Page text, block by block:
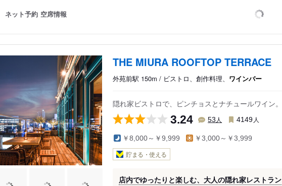
ネット予約 空席情報
THE MIURA ROOFTOP TERRACE
外苑前駅 150m / ビストロ、創作料理、 ワインバー
隠れ家ビストロで、ピンチョスとナチュールワイン。
3.24 53 人 4149 人
￥8,000～￥9,999 ￥3,000～￥3,999
貯まる・使える
店内でゆったりと楽しむ、大人の隠れ家レストラン